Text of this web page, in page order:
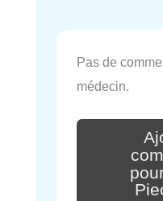
Pas de
médecin.